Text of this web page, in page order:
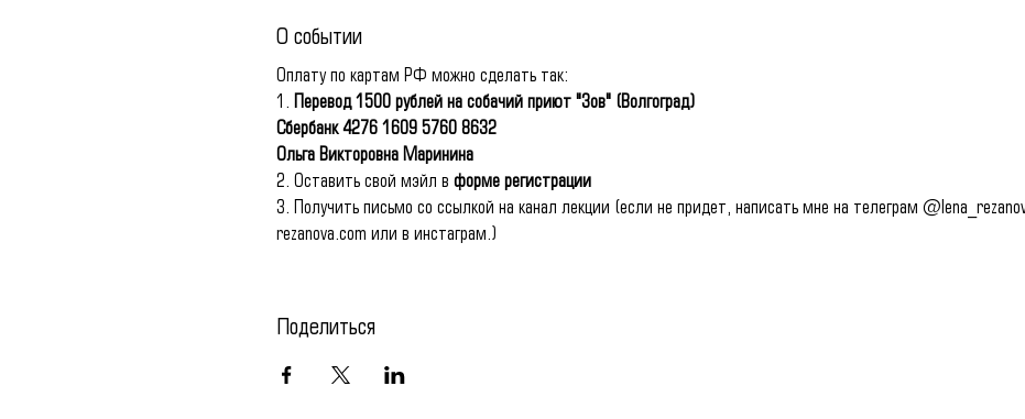
О событии
Оплату по картам РФ можно сделать так:
1.
Перевод 1500 рублей на собачий приют "Зов" (Волгоград)
Сбербанк 4276 1609 5760 8632
Ольга Викторовна Маринина
2. Оставить свой мэйл в форме регистрации
3. Получить письмо со ссылкой на канал лекции (если не придет, написать мне на телеграм
rezanova.com или в инстаграм.)
Поделиться